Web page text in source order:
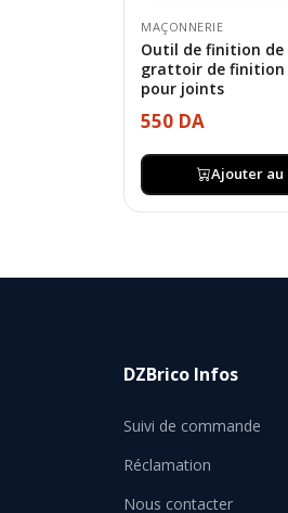
MAÇONNERIE
Outil de finition
grattoir de finition
pour joints
550 DA
Ajouter au
DZBrico Infos
Suivi de commande
Réclamation
Nous contacter